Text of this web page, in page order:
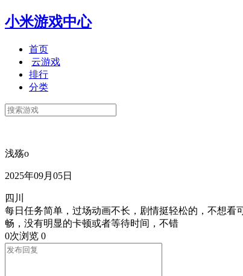
小米游戏中心
首页
云游戏
排行
分类
浅殇o
2025年09月05日
四川
每日任务简单，过场动画不长，剧情挺轻松的，不想
畅，没有明显的卡顿或者等待时间，不错
0次浏览 0